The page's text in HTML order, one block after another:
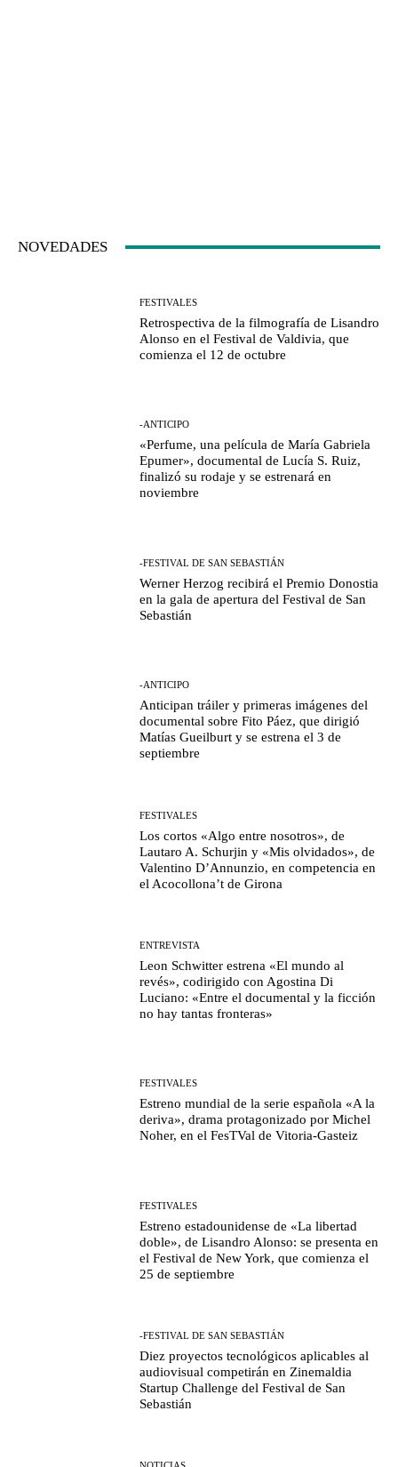
NOVEDADES
FESTIVALES
Retrospectiva de la filmografía de Lisandro
Alonso en el Festival de Valdivia, que
comienza el 12 de octubre
-ANTICIPO
«Perfume, una película de María Gabriela
Epumer», documental de Lucía S. Ruiz,
finalizó su rodaje y se estrenará en
noviembre
-FESTIVAL DE SAN SEBASTIÁN
Werner Herzog recibirá el Premio Donostia
en la gala de apertura del Festival de San
Sebastián
-ANTICIPO
Anticipan tráiler y primeras imágenes del
documental sobre Fito Páez, que dirigió
Matías Gueilburt y se estrena el 3 de
septiembre
FESTIVALES
Los cortos «Algo entre nosotros», de
Lautaro A. Schurjin y «Mis olvidados», de
Valentino D’Annunzio, en competencia en
el Acocollona’t de Girona
ENTREVISTA
Leon Schwitter estrena «El mundo al
revés», codirigido con Agostina Di
Luciano: «Entre el documental y la ficción
no hay tantas fronteras»
FESTIVALES
Estreno mundial de la serie española «A la
deriva», drama protagonizado por Michel
Noher, en el FesTVal de Vitoria-Gasteiz
FESTIVALES
Estreno estadounidense de «La libertad
doble», de Lisandro Alonso: se presenta en
el Festival de New York, que comienza el
25 de septiembre
-FESTIVAL DE SAN SEBASTIÁN
Diez proyectos tecnológicos aplicables al
audiovisual competirán en Zinemaldia
Startup Challenge del Festival de San
Sebastián